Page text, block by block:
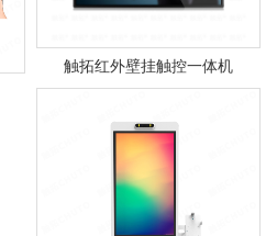
触拓红外壁挂触控一体机